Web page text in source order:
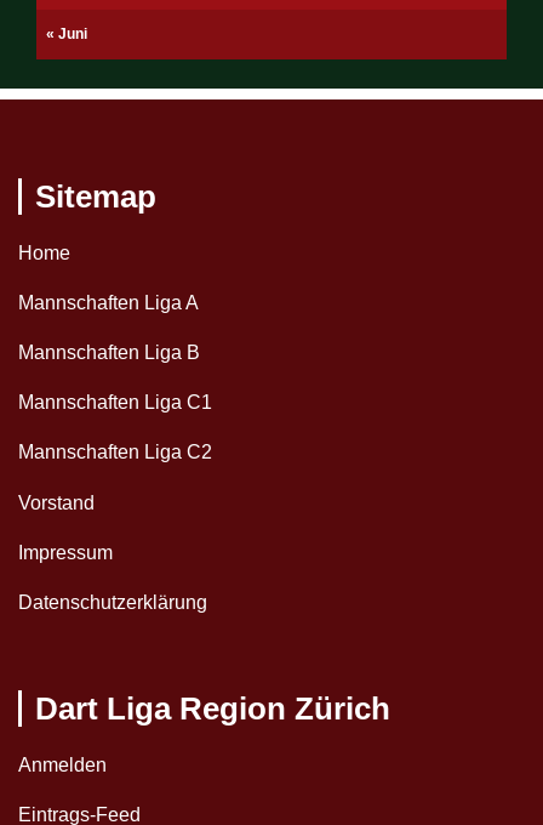
« Juni
Sitemap
Home
Mannschaften Liga A
Mannschaften Liga B
Mannschaften Liga C1
Mannschaften Liga C2
Vorstand
Impressum
Datenschutzerklärung
Dart Liga Region Zürich
Anmelden
Eintrags-Feed